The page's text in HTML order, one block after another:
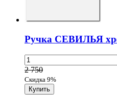
Ручка СЕВИЛЬЯ
2 750
Скидка 9%